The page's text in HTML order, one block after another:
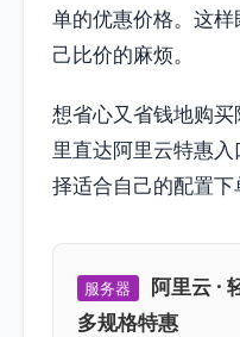
单的优惠价格。这
己比价的麻烦。
想省心又省钱地购
里直达阿里云特惠
择适合自己的配置下
服务器
阿里云 ·
多规格特惠